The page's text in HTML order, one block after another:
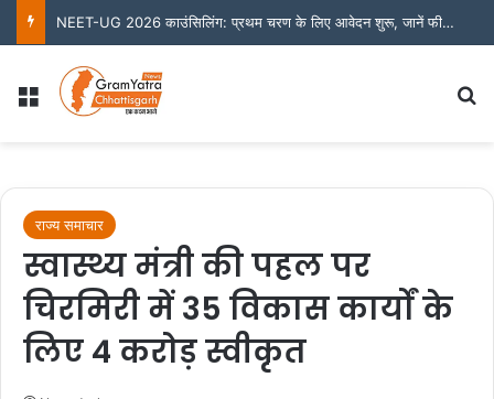
NEET-UG 2026 काउंसिलिंग: प्रथम चरण के लिए आवेदन शुरू, जानें फीस और जरूरी तारीखें
Menu
राज्य समाचार
स्वास्थ्य मंत्री की पहल पर
चिरमिरी में 35 विकास कार्यों के
लिए 4 करोड़ स्वीकृत